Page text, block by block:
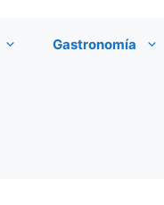
Gastronomía